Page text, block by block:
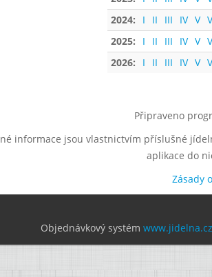
2024:
I II III IV V
2025:
I II III IV V
2026:
I II III IV V
Připraveno
informace jsou vlastnictvím příslušné
aplikace do
Zásady
Objednávkový systém www.jidelna.cz